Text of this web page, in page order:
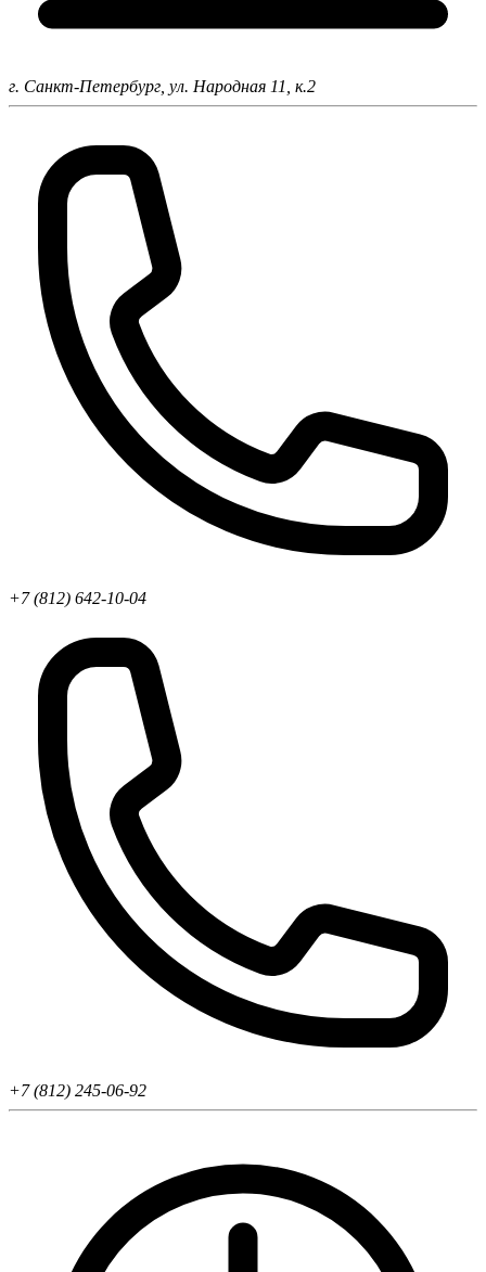
г. Санкт-Петербург, ул. Народная 11, к.2
+7 (812) 642-10-04
+7 (812) 245-06-92